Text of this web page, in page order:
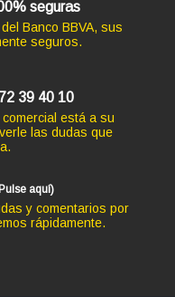
(8ª Generación),
seguras
Banco BBVA, sus
seguros.
39 40 10
está a su
las dudas que
aquí)
y comentarios por
rápidamente.